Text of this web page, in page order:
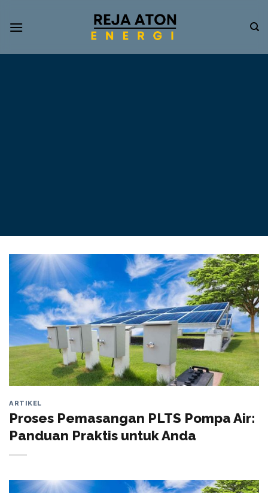
Informasi
ARTIKEL
Proses Pemasangan PLTS Pompa Air:
Panduan Praktis untuk Anda